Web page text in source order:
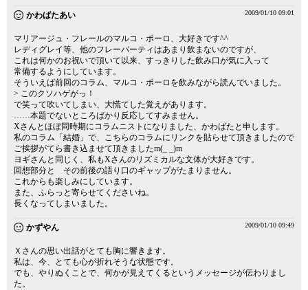
かわばたあい 2009/01/10 09:01
マリアージュ・フレールのマルコ・ポーロ、大好きです^^
レディグレイ等、他のフレーバーティはあまり飲まないのですが、
これは何かのお祝いで頂いて以来、すっきりした飲み口が気に入って
常備するようにしています。
そういえば前回のコラム、マルコ・ポーロを飲みながら読んでいました。
> このクソハゲがっ！
で笑って吹いてしまい、大慌てした覚えがあります。
……本題でないところばかり反応してすみません。
Xさんとほぼ同時期にコラムニストになりました、かわばたと申します。
私のコラム「結婚」で、こちらのコラムにリンクを貼らせて頂きましたので
ご挨拶がてら書き込ませて頂きましたm(_ _)m
ヨギさんと同じく、私もXさんのリズミカルな文体が大好きです。
回想部分と その前後の語り口のギャップがたまりません。
これからも楽しみにしています。
また、ふらっと寄らせてくださいね。
長くなってしまいました。
かずやん 2009/01/10 09:49
Ｘさんの思い出話がとても胸に響きます。
私は、今、とても心が折れそうな状態です。
でも、やりぬくことで、何かが見えてくるというメッセージが伝わりまし
た。